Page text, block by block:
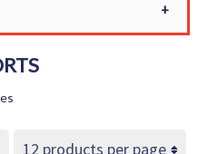
terrains